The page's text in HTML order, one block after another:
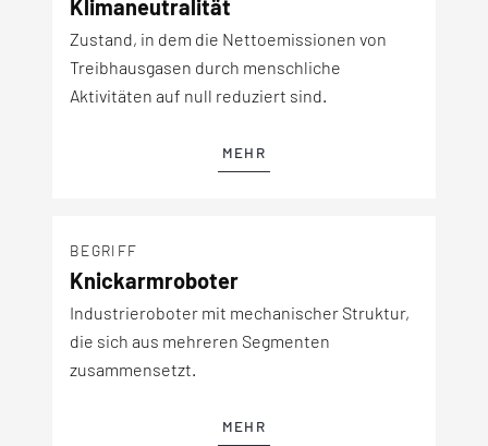
Klimaneutralität
Zustand, in dem die Nettoemissionen von
Treibhausgasen durch menschliche
Aktivitäten auf null reduziert sind.
MEHR
BEGRIFF
Knickarmroboter
Industrieroboter mit mechanischer Struktur,
die sich aus mehreren Segmenten
zusammensetzt.
MEHR